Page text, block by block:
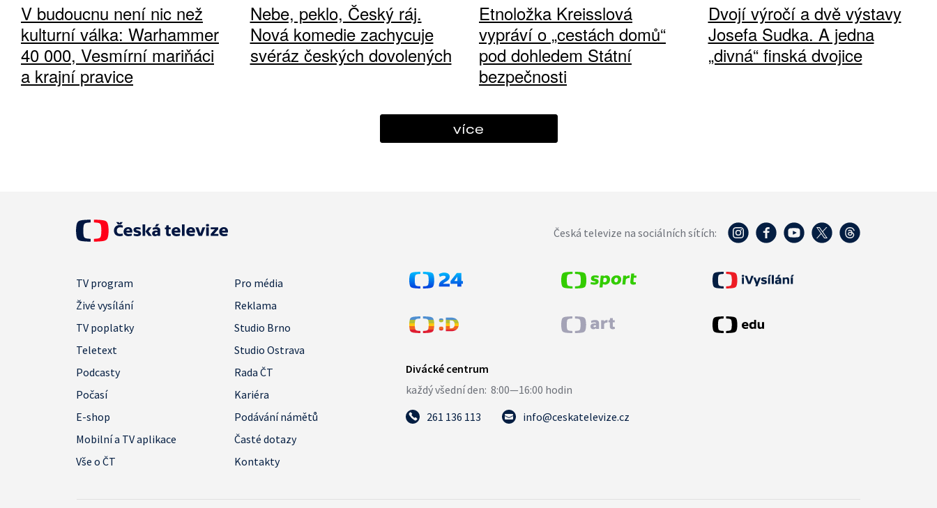
V budoucnu není nic než
kulturní válka: Warhammer
40 000, Vesmírní mariňáci
a krajní pravice
Nebe, peklo, Český ráj.
Nová komedie zachycuje
svéráz českých dovolených
Etnoložka Kreisslová
vypráví o „cestách domů“
pod dohledem Státní
bezpečnosti
Dvojí výročí a dvě výstavy
Josefa Sudka. A jedna
„divná“ finská dvojice
více
Česká televize na sociálních sítích:
TV program
Pro média
Živé vysílání
Reklama
TV poplatky
Studio Brno
Teletext
Studio Ostrava
Podcasty
Rada ČT
Počasí
Kariéra
E-shop
Podávání námětů
Mobilní a TV aplikace
Časté dotazy
Vše o ČT
Kontakty
261 136 113 info@ceskatelevize.cz